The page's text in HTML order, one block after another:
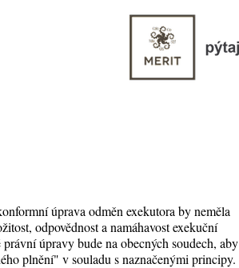
úprava odměn exekutora by neměla
odpovědnost a namáhavost exekuční
úpravy bude na obecných soudech, aby
plnění" v souladu s naznačenými principy.